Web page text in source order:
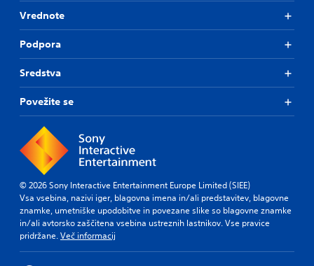
Vrednote
Podpora
Sredstva
Povežite se
© 2026 Sony Interactive Entertainment Europe Limited (SIEE)
Vsa vsebina, nazivi iger, blagovna imena in/ali predstavitev, blagovne
znamke, umetniške upodobitve in povezane slike so blagovne znamke
in/ali avtorsko zaščitena vsebina ustreznih lastnikov. Vse pravice
pridržane.Več informacij